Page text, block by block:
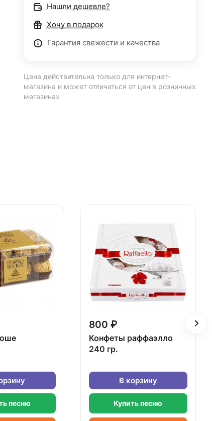
Нашли дешевле?
Хочу в подарок
Гарантия свежести и качества
Цена действительна только для интернет-
магазина и может отличаться от цен в розничных
магазинах
песню
800 ₽
Конфеты раффаэлло
240 гр.
В корзину
Купить песню